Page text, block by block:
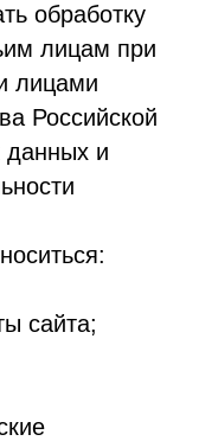
обработку
лицам при
лицами
Российской
данных и
сайта;